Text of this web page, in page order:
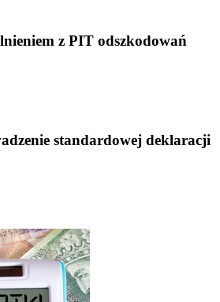
z PIT odszkodowań
standardowej deklaracji